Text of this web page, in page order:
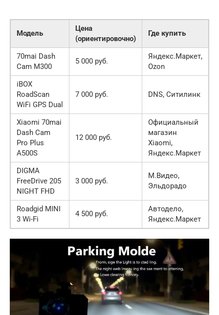
Модель
Цена
(ориентировочно)
Где купить
70mai Dash
Cam M300
5 000 руб.
Яндекс.Маркет,
Ozon
iBOX
RoadScan
WiFi GPS Dual
7 000 руб. DNS, Ситилинк
Xiaomi 70mai
Dash Cam
Pro Plus
A500S
12 000 руб.
Официальный
магазин
Xiaomi,
Яндекс.Маркет
DIGMA
FreeDrive 205
NIGHT FHD
3 000 руб.
М.Видео,
Эльдорадо
Roadgid MINI
3 Wi-Fi
4 500 руб.
Автодело,
Яндекс.Маркет